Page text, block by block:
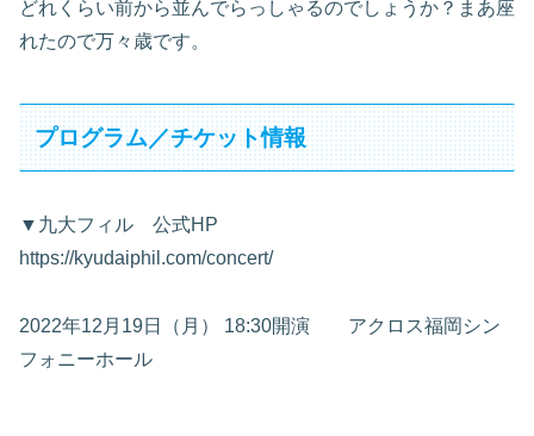
どれくらい前から並んでらっしゃるのでしょうか？まあ座
れたので万々歳です。
プログラム／チケット情報
▼九大フィル 公式HP
https://kyudaiphil.com/concert/
2022年12月19日（月） 18:30開演 アクロス福岡シン
フォニーホール